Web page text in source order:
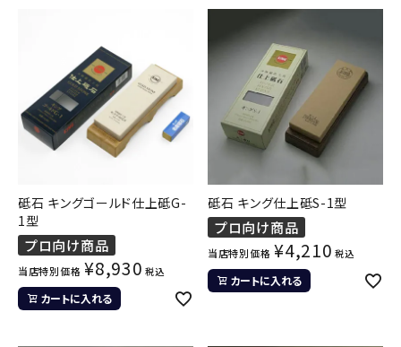
砥石 キングゴールド仕上砥G-
1型
プロ向け商品
当店特別価格 ¥8,930 税込
カートに入れる
砥石 キング仕上砥S-1型
プロ向け商品
当店特別価格 ¥4,210 税込
カートに入れる